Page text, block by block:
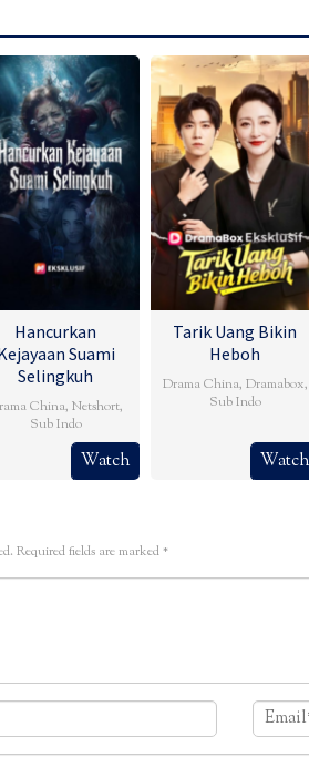
Hancurkan
Suami
Selingkuh
China, Netshort,
Sub Indo
Watch
Tarik Uang Bikin
Heboh
Drama China, Dramabox,
Sub Indo
Watch
Required fields are marked*